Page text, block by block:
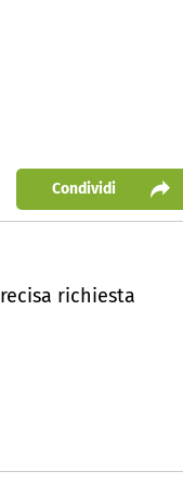
Condividi
richiesta